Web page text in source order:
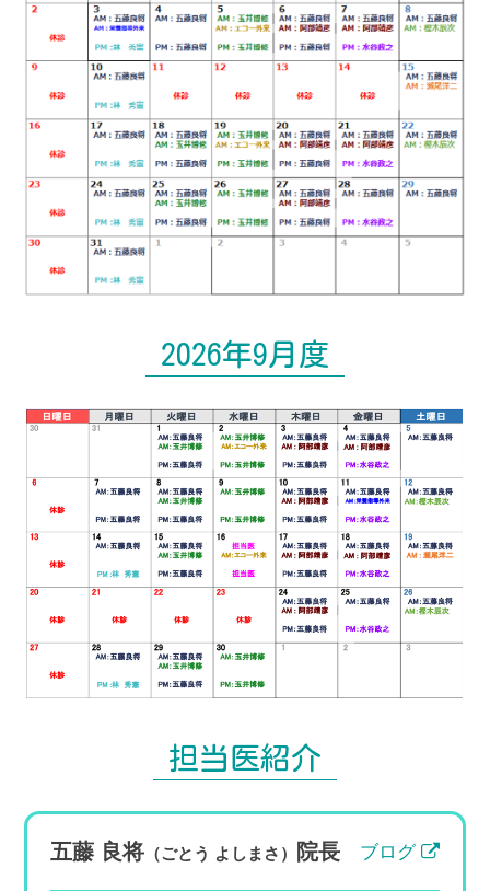
ってから、「健診で肝機能の数値（ALT・
AST・γ-GTP）が高いと言われた」「腹...
【2026年夏】健診で「eGFR低下・クレ
慣病から腎臓（CKD）を守る夏の過ごし
方【田園調布・多摩川】
皆さま、こんにちは。竹内内科小児科医院 院
長の五藤良将です。 健康診断の結果表を見
て、「クレアチニンが高め」「eGFR（推算糸
球体濾過量）が低下しています」「尿蛋白
（＋）」といった指摘を受け、戸惑って...
2026年9月度
担当医紹介
五藤 良将 （ごとう よしまさ） 院長 ブログ